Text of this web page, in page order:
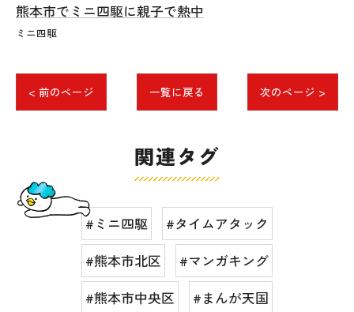
熊本市でミニ四駆に親子で熱中
ミニ四駆
< 前のページ 一覧に戻る 次のページ >
関連タグ
#ミニ四駆
#タイムアタック
#熊本市北区
#マンガキング
#熊本市中央区
#まんが天国